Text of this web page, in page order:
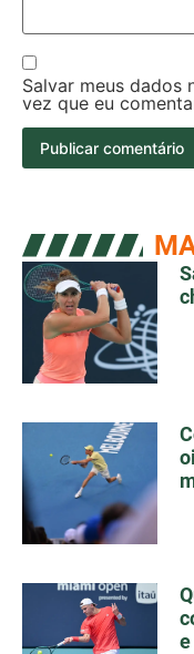
Salvar meus dados
vez que eu